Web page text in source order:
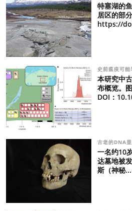
特塞湖的
居区的部
https://
史前瘟疫可能
本研究中
布概览。
DOI：
古老的DNA
一名约10
达墓地被
斯（神秘...